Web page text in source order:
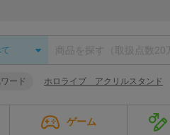
ード ホロライブ アクリルスタンド
ゲーム